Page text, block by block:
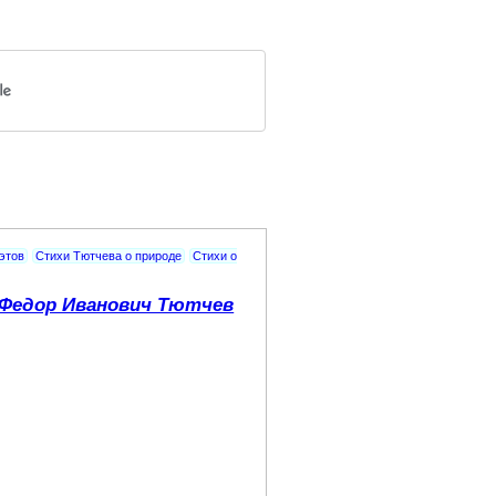
Стихи Тютчева о природе Стихи о
Иванович Тютчев